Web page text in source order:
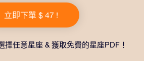
往您的收貨地址的個性化文檔、電子
序。這是一種向親友贈送永恒禮物的
神奇方式。
立即下單 $ 47 !
擇任意星座 & 獲取免費的星座PDF！